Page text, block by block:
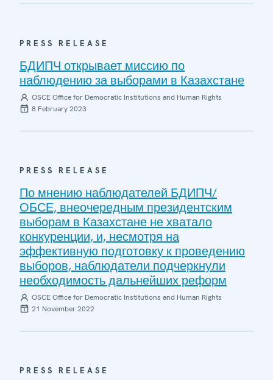
PRESS RELEASE
БДИПЧ открывает миссию по
наблюдению за выборами в Казахстане
OSCE Office for Democratic Institutions and Human Rights
8 February 2023
PRESS RELEASE
По мнению наблюдателей БДИПЧ/
ОБСЕ, внеочередным президентским
выборам в Казахстане не хватало
конкуренции, и, несмотря на
эффективную подготовку к проведению
выборов, наблюдатели подчеркнули
необходимость дальнейших реформ
OSCE Office for Democratic Institutions and Human Rights
21 November 2022
PRESS RELEASE